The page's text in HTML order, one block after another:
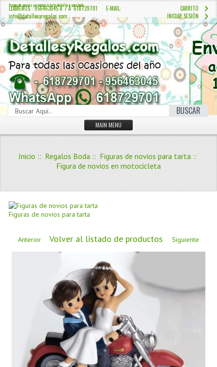
figura de novios en motocicleta detalles para boda
LLÁMENOS : 956463045 Â / Â 618729701 E-MAIL:
info@detallesyregalos.com
CARRITO
INICIAR SESIÓN
BUSCAR
MAIN MENU
CONTÁCTENOS
CÓMO COMPRAR
DÓNDE ESTAMOS
Inicio :: Regalos Boda :: Figuras de novios para tarta ::
Figura de novios en motocicleta
Figuras de novios para tarta
Anterior Volver al listado de productos Siguiente